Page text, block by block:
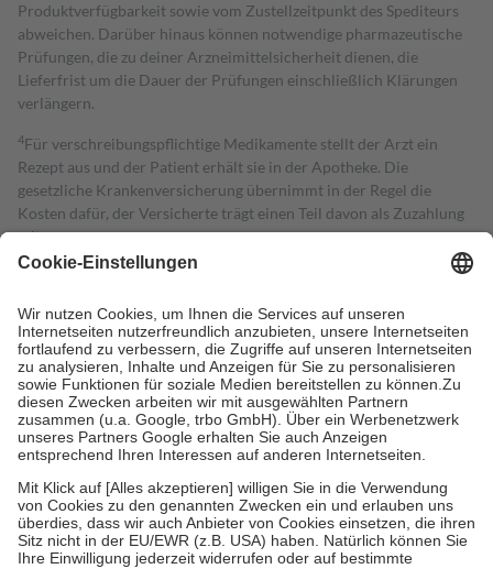
Produktverfügbarkeit sowie vom Zustellzeitpunkt des Spediteurs
abweichen. Darüber hinaus können notwendige pharmazeutische
Prüfungen, die zu deiner Arzneimittelsicherheit dienen, die
Lieferfrist um die Dauer der Prüfungen einschließlich Klärungen
verlängern.
4Für verschreibungspflichtige Medikamente stellt der Arzt ein
Rezept aus und der Patient erhält sie in der Apotheke. Die
gesetzliche Krankenversicherung übernimmt in der Regel die
Kosten dafür, der Versicherte trägt einen Teil davon als Zuzahlung
mit.
Grundsätzlich leisten Mitglieder Zuzahlungen in Höhe von zehn
höchstens zehn Euro.
Es sind jedoch nie mehr als die tatsächlichen
Kosten der Leistung zu entrichten.
Diese Regeln gelten grundsätzlich auch für Online-Apotheken.
Bei Heilmitteln und häuslicher Krankenpflege beträgt die
Zuzahlung zehn Prozent der Kosten sowie zehn Euro je
Verordnung.
Um das Engagement der Versicherten für ihre eigene Gesundheit zu
stärken und die besondere Stellung der Familie zu unterstützen,
fallenkeine Zuzahlungenan bei:
• Kindern und Jugendlichen bis zum vollendeten 18. Lebensjahr
mit Ausnahme der Fahrkosten
• Untersuchungen zur Vorsorge und Früherkennung, die von der